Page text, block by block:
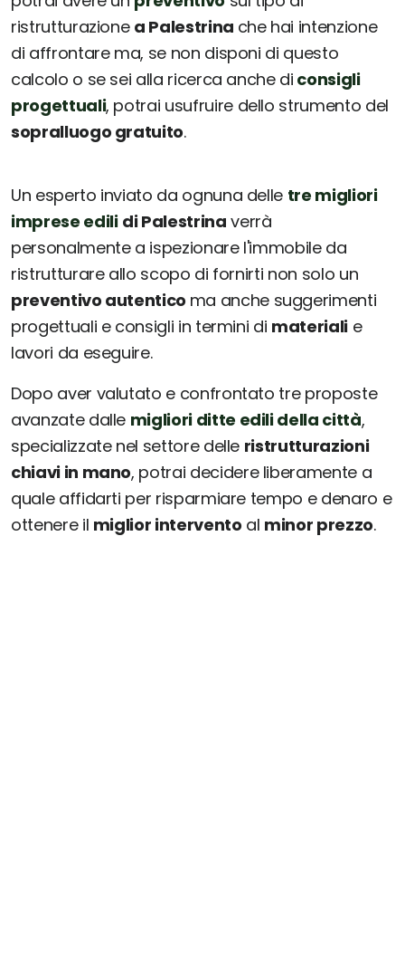
ristrutturazione a Palestrina che hai intenzione
di affrontare ma, se non disponi di questo
calcolo o se sei alla ricerca anche di consigli
progettuali, potrai usufruire dello strumento del
sopralluogo gratuito.
Un esperto inviato da ognuna delle tre migliori
imprese edili di Palestrina verrà
personalmente a ispezionare l'immobile da
ristrutturare allo scopo di fornirti non solo un
preventivo autentico ma anche suggerimenti
progettuali e consigli in termini di materialie
lavori da eseguire.
Dopo aver valutato e confrontato tre proposte
avanzate dalle migliori ditte edili della città,
specializzate nel settore delle ristrutturazioni
chiavi in mano, potrai decidere liberamente a
quale affidarti per risparmiare tempo e denaro e
ottenere il miglior intervento al minor prezzo.